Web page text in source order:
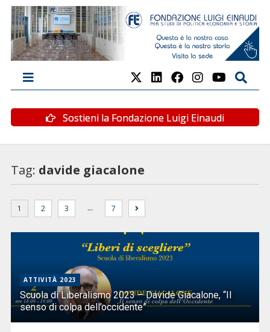
Sostieni la Fondazione Luigi Einaudi
Tag: davide giacalone
1 2 3 … 7
ATTIVITÀ 2023
Scuola di Liberalismo 2023 – Davide Giacalone, “Il
senso di colpa dell’occidente”